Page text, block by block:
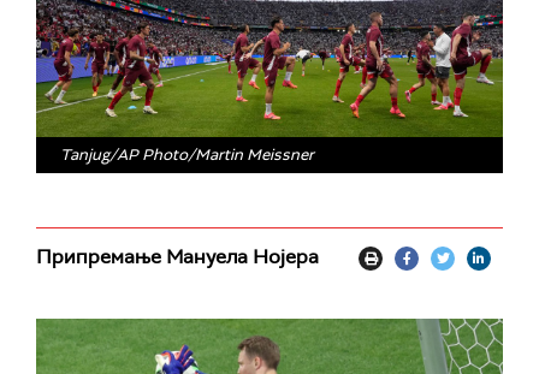
Tanjug/AP Photo/Martin Meissner
Припремање Мануела Нојера